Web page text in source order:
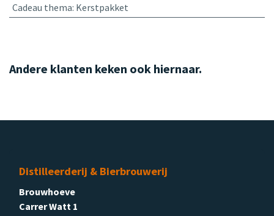
Cadeau thema: Kerstpakket
Andere klanten keken ook hiernaar.
Distilleerderij & Bierbrouwerij
Brouwhoeve
Carrer Watt 1